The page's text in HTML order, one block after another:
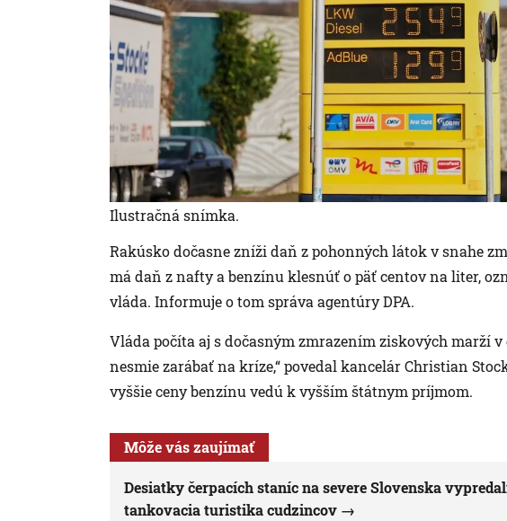
Ilustračná snímka.
Rakúsko dočasne zníži daň z pohonných látok v snahe
má daň z nafty a benzínu klesnúť o päť centov na liter,
vláda. Informuje o tom správa agentúry DPA.
Vláda počíta aj s dočasným zmrazením ziskových marží
nesmie zarábať na kríze,“ povedal kancelár Christian
vyššie ceny benzínu vedú k vyšším štátnym príjmom.
Môže vás zaujímať
Desiatky čerpacích staníc na severe Slovenska
tankovacia turistika cudzincov